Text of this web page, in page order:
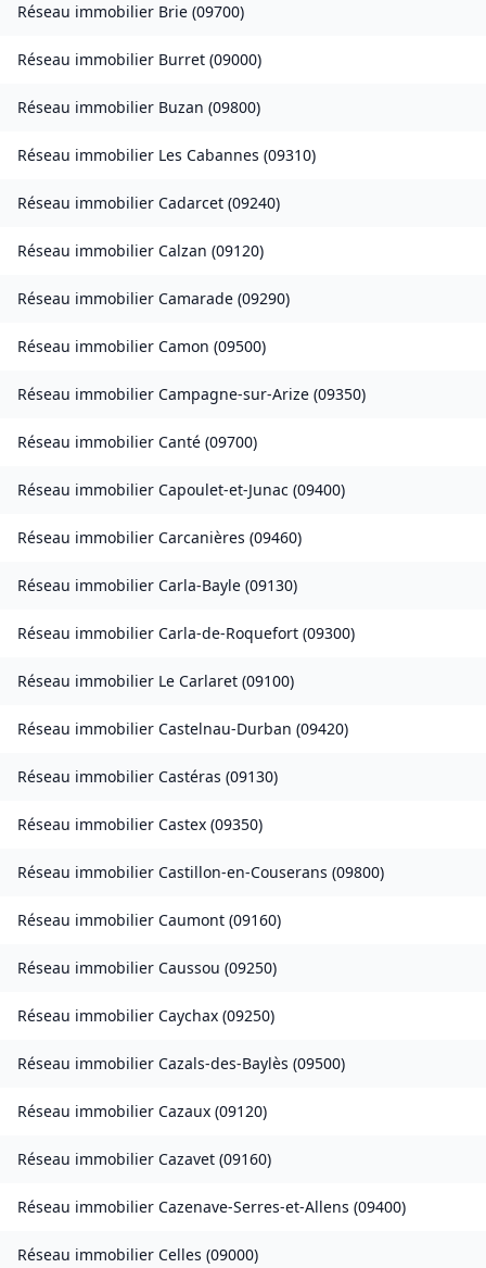
Réseau immobilier Brie (09700)
Réseau immobilier Burret (09000)
Réseau immobilier Buzan (09800)
Réseau immobilier Les Cabannes (09310)
Réseau immobilier Cadarcet (09240)
Réseau immobilier Calzan (09120)
Réseau immobilier Camarade (09290)
Réseau immobilier Camon (09500)
Réseau immobilier Campagne-sur-Arize (09350)
Réseau immobilier Canté (09700)
Réseau immobilier Capoulet-et-Junac (09400)
Réseau immobilier Carcanières (09460)
Réseau immobilier Carla-Bayle (09130)
Réseau immobilier Carla-de-Roquefort (09300)
Réseau immobilier Le Carlaret (09100)
Réseau immobilier Castelnau-Durban (09420)
Réseau immobilier Castéras (09130)
Réseau immobilier Castex (09350)
Réseau immobilier Castillon-en-Couserans (09800)
Réseau immobilier Caumont (09160)
Réseau immobilier Caussou (09250)
Réseau immobilier Caychax (09250)
Réseau immobilier Cazals-des-Baylès (09500)
Réseau immobilier Cazaux (09120)
Réseau immobilier Cazavet (09160)
Réseau immobilier Cazenave-Serres-et-Allens (09400)
Réseau immobilier Celles (09000)